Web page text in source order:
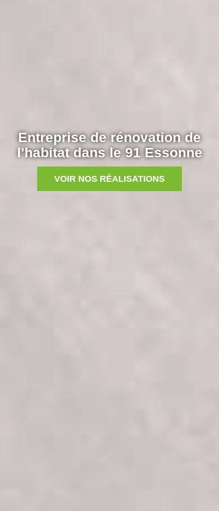
Entreprise de rénovation de
l'habitat dans le 91 Essonne
VOIR NOS RÉALISATIONS